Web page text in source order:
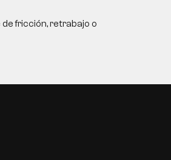
fricción, retrabajo o